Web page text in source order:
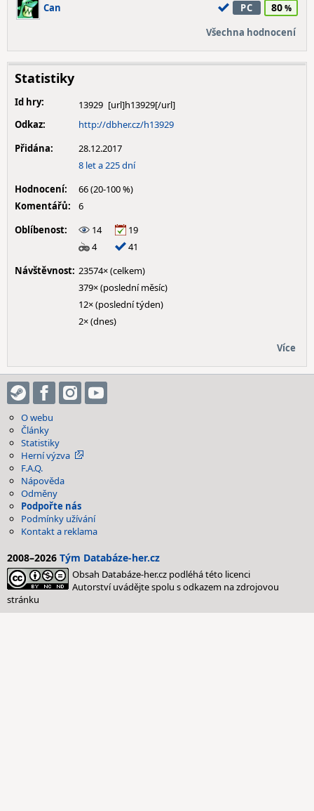
Can PC 80
Všechna hodnocení
Statistiky
Id hry:
13929
Odkaz:
http://dbher.cz/h13929
Přidána:
28.12.2017
8 let a 225 dní
Hodnocení:
66 (20-100 %)
Komentářů:
6
Oblíbenost:
14
19
4
41
Návštěvnost: 23574× (celkem)
379× (poslední měsíc)
12× (poslední týden)
2× (dnes)
Více
O webu
Články
Statistiky
Herní výzva
F.A.Q.
Nápověda
Odměny
Podpořte nás
Podmínky užívání
Kontakt a reklama
2008–2026 Tým Databáze-her.cz
Obsah Databáze-her.cz podléhá této licenci
Autorství uvádějte spolu s odkazem na zdrojovou
stránku